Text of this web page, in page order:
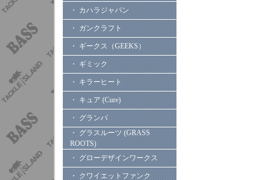
・ カハラジャパン
・ ガンクラフト
・ ギークス（GEEKS）
・ ギミック
・ キラーヒート
・ キュア (Cure)
・ グランパ
・ グラスルーツ (GRASS
ROOTS)
・ グローデザインワークス
・ クワイエットファンク